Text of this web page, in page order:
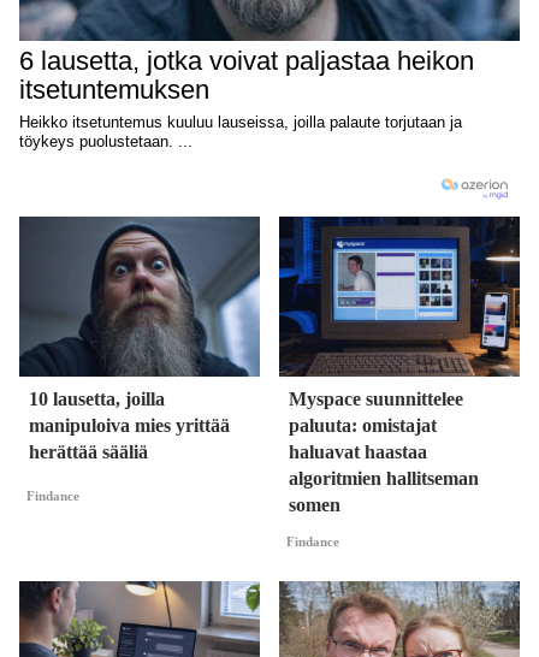
10 lausetta, joilla
manipuloiva mies yrittää
herättää sääliä
Findance
Myspace suunnittelee
paluuta: omistajat
haluavat haastaa
algoritmien hallitseman
somen
Findance